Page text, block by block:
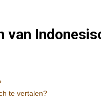
van
te vertalen?